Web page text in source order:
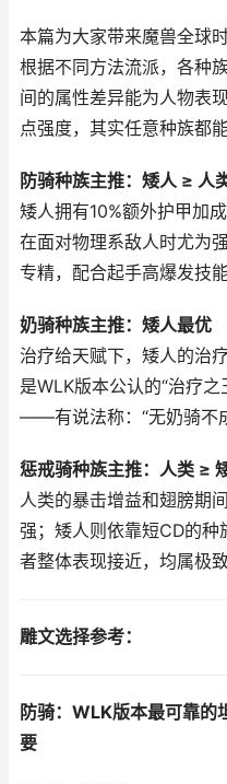
本篇为大家带来魔兽全球
根据不同方法流派，各种
间的属性差异能为人物表
点强度，其实任意种族都能
防骑种族主推：矮人 ≥ 人
矮人拥有10%额外护甲加
在面对物理系敌人时尤为
专精，配合起手高爆发技
奶骑种族主推：矮人最优
治疗给天赋下，矮人的治
是WLK版本公认的“治疗
——有说法称：“无奶骑不成
惩戒骑种族主推：人类 ≥
人类的暴击增益和翅膀期
强；矮人则依靠短CD的种
者整体表现接近，均属极致
雕文选择参考：
防骑：WLK版本最可靠的
要